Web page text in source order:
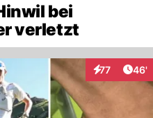
bei
verletzt
77
Interaktionen
46'